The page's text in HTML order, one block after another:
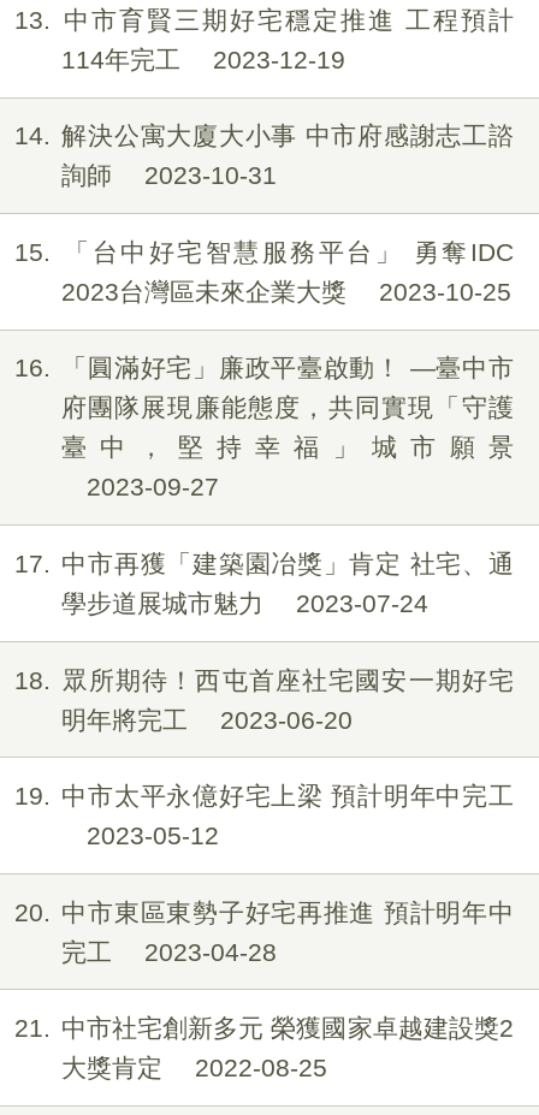
13
中市育賢三期好宅穩定推進 工程預計
114年完工
2023-12-19
14
解決公寓大廈大小事 中市府感謝志工諮
詢師
2023-10-31
15
「台中好宅智慧服務平台」 勇奪IDC
2023台灣區未來企業大獎
2023-10-25
16
「圓滿好宅」廉政平臺啟動！ —臺中市
府團隊展現廉能態度，共同實現「守護
臺中，堅持幸福」城市願景
2023-09-27
17
中市再獲「建築園冶獎」肯定 社宅、通
學步道展城市魅力
2023-07-24
18
眾所期待！西屯首座社宅國安一期好宅
明年將完工
2023-06-20
19
中市太平永億好宅上梁 預計明年中完工
2023-05-12
20
中市東區東勢子好宅再推進 預計明年中
完工
2023-04-28
21
中市社宅創新多元 榮獲國家卓越建設獎2
大獎肯定
2022-08-25